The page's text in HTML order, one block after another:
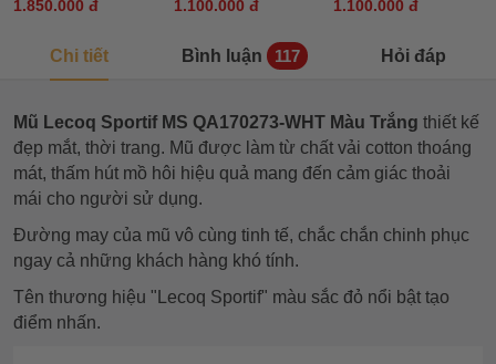
1.850.000 đ 1.100.000 đ 1.100.000 đ
Chi tiết Bình luận 117 Hỏi đáp
Mũ Lecoq Sportif MS QA170273-WHT Màu Trắng thiết kế
đẹp mắt, thời trang. Mũ được làm từ chất vải cotton thoáng
mát, thấm hút mồ hôi hiệu quả mang đến cảm giác thoải
mái cho người sử dụng.
Đường may của mũ vô cùng tinh tế, chắc chắn chinh phục
ngay cả những khách hàng khó tính.
Tên thương hiệu "Lecoq Sportif" màu sắc đỏ nổi bật tạo
điểm nhấn.